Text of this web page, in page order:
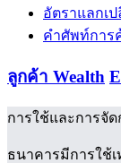
อัตราแลกเ
คำศัพท์การ
ลูกค้า Wealth
การใช้และการจั
ธนาคารมีการใช้เ